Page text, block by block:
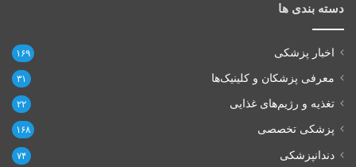
دسته بندی ها
اخبار پزشکی ۱۶۹
معرفی پزشکان و کلینیک‌ها ۳۱
تغذیه و رژیم‌های غذایی ۲۲
پزشکی تخصصی ۱۶۸
دندانپزشکی ۷۴